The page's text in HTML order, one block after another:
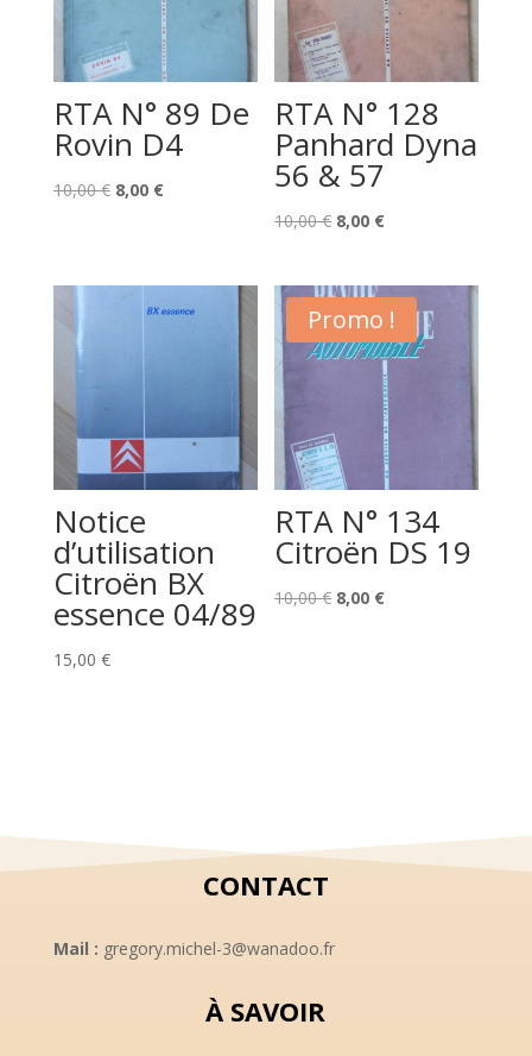
RTA N° 89 De
Rovin D4
10,00€ Le
était :
10,00 €.
8,00 €Le
est :
8,00 €.
RTA N° 128
Panhard Dyna
56 & 57
10,00€ Le
initial
était :
10,00 €.
8,00 €Le
actuel
est :
8,00 €.
Notice
d’utilisation
Citroën BX
essence 04/89
15,00 €
Promo !
RTA N° 134
Citroën DS 19
10,00€ Le
8,00 €Le
CONTACT
Mail : gregory.michel-3@wanadoo.fr
À SAVOIR